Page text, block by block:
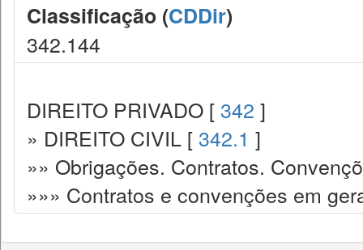
Classificação (CDDir)
342.144
DIREITO PRIVADO [ 342 ]
» DIREITO CIVIL [ 342.1 ]
»» Obrigações. Contratos.
»»» Contratos e convenções em